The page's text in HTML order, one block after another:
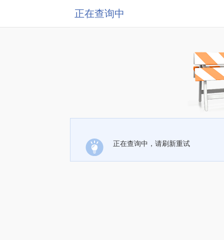
正在查询中
正在查询中，请刷新重试